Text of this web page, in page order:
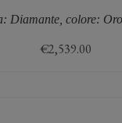
Diamante, colore:
€2,539.00